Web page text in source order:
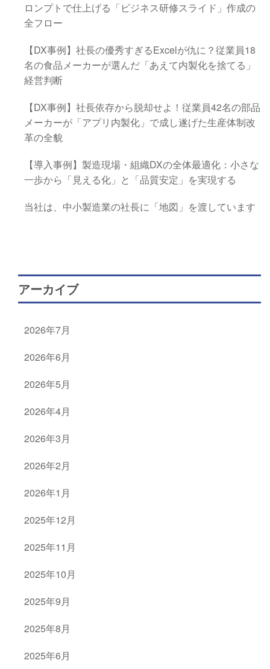
ロンプトで仕上げる「ビジネス研修スライド」作成の
全フロー
【DX事例】社長の優秀すぎるExcelが仇に？従業員18
名の食品メーカーが選んだ「あえて内製化を捨てる」
経営判断
【DX事例】社長依存から脱却せよ！従業員42名の部品
メーカーが「アプリ内製化」で成し遂げた生産体制改
革の全貌
【導入事例】製造現場・組織DXの全体最適化：小さな
一歩から「見える化」と「品質安定」を実現する
当社は、中小製造業の社長に「地図」を渡しています
アーカイブ
2026年7月
2026年6月
2026年5月
2026年4月
2026年3月
2026年2月
2026年1月
2025年12月
2025年11月
2025年10月
2025年9月
2025年8月
2025年6月